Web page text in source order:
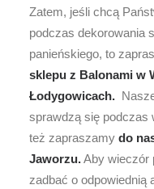
Zatem, jeśli chcą
podczas dekorowania
panieńskiego, to
sklepu z Balonami w
Łodygowicach.
sprawdzą się podczas
też zapraszamy do
Jaworzu.Aby wieczór
zadbać o odpowiednią